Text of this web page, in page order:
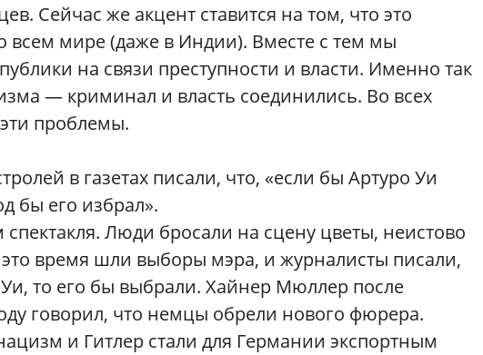
Сейчас же акцент ставится на том, что это
всем мире (даже в Индии). Вместе с тем мы
на связи преступности и власти. Именно так
— криминал и власть соединились. Во всех
проблемы.
в газетах писали, что, «если бы Артуро Уи
бы его избрал».
спектакля. Люди бросали на сцену цветы, неистово
время шли выборы мэра, и журналисты писали,
то его бы выбрали. Хайнер Мюллер после
говорил, что немцы обрели нового фюрера.
и Гитлер стали для Германии экспортным